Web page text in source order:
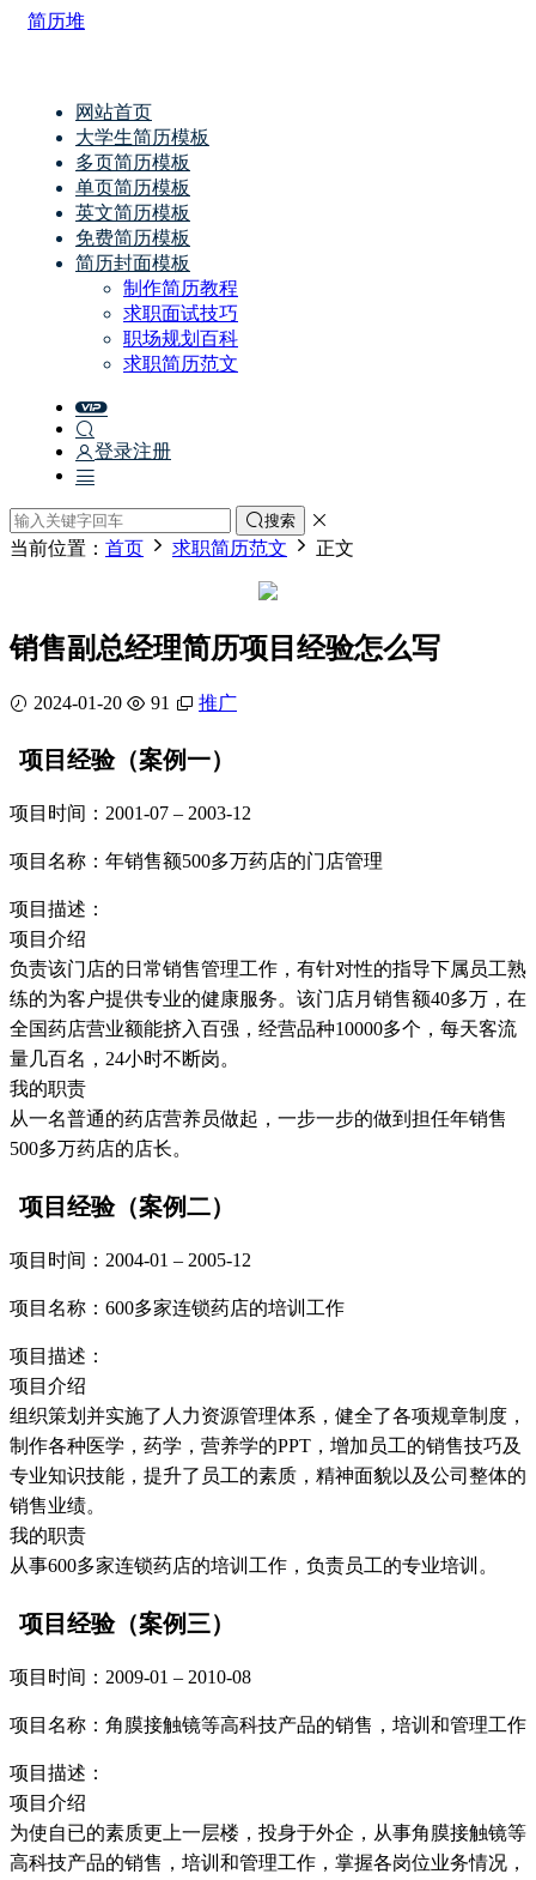
简历堆
网站首页
大学生简历模板
多页简历模板
单页简历模板
英文简历模板
免费简历模板
简历封面模板
制作简历教程
求职面试技巧
职场规划百科
求职简历范文
登录注册
搜索
当前位置： 首页 求职简历范文 正文
销售副总经理简历项目经验怎么写
2024-01-20 91 推广
项目经验（案例一）
项目时间：2001-07 – 2003-12
项目名称：年销售额500多万药店的门店管理
项目描述：
项目介绍
负责该门店的日常销售管理工作，有针对性的指导下属员工熟
练的为客户提供专业的健康服务。该门店月销售额40多万，在
全国药店营业额能挤入百强，经营品种10000多个，每天客流
量几百名，24小时不断岗。
我的职责
从一名普通的药店营养员做起，一步一步的做到担任年销售
500多万药店的店长。
项目经验（案例二）
项目时间：2004-01 – 2005-12
项目名称：600多家连锁药店的培训工作
项目描述：
项目介绍
组织策划并实施了人力资源管理体系，健全了各项规章制度，
制作各种医学，药学，营养学的PPT，增加员工的销售技巧及
专业知识技能，提升了员工的素质，精神面貌以及公司整体的
销售业绩。
我的职责
从事600多家连锁药店的培训工作，负责员工的专业培训。
项目经验（案例三）
项目时间：2009-01 – 2010-08
项目名称：角膜接触镜等高科技产品的销售，培训和管理工作
项目描述：
项目介绍
为使自已的素质更上一层楼，投身于外企，从事角膜接触镜等
高科技产品的销售，培训和管理工作，掌握各岗位业务情况，